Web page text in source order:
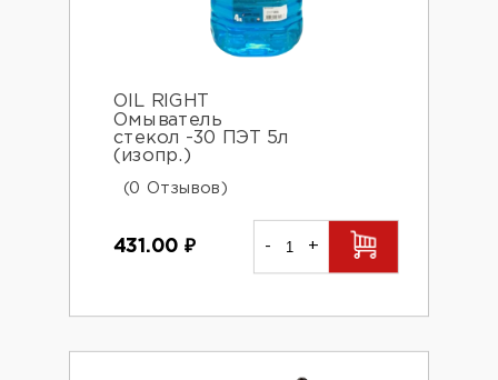
OIL RIGHT
Омыватель
стекол -30 ПЭТ 5л
(изопр.)
(0 Отзывов)
431.00 ₽ - +